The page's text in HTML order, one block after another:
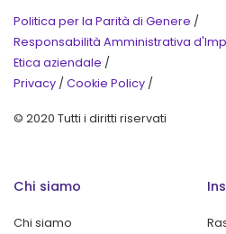
Politica per la Parità di Genere /
Responsabilità Amministrativa
Etica aziendale /
Privacy / Cookie Policy /
© 2020 Tutti i diritti riservati
Chi siamo
Chi siamo